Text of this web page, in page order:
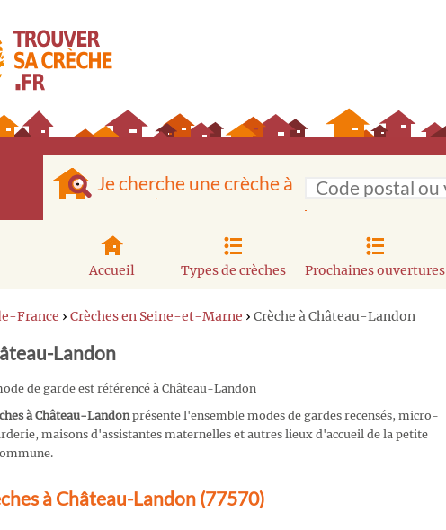
Je cherche une crèche à
Accueil Types de crèches Prochaines ouvertures
France › Crèches en Seine-et-Marne › Crèche à Château-Landon
Landon
de garde est référencé à Château-Landon
à Château-Landonprésente l'ensemble modes de gardes recensés, micro-
maisons d'assistantes maternelles et autres lieux d'accueil de la petite
à Château-Landon (77570)